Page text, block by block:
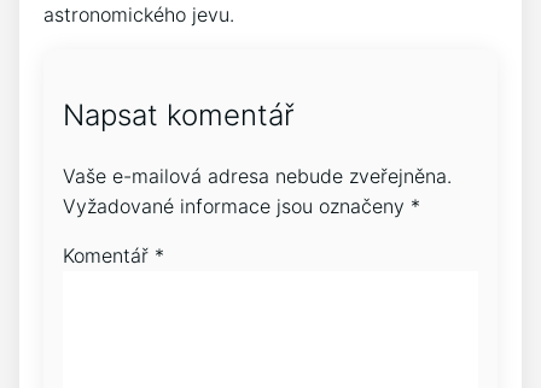
astronomického jevu.
Napsat komentář
Vaše e-mailová adresa nebude zveřejněna.
Vyžadované informace jsou označeny *
Komentář *